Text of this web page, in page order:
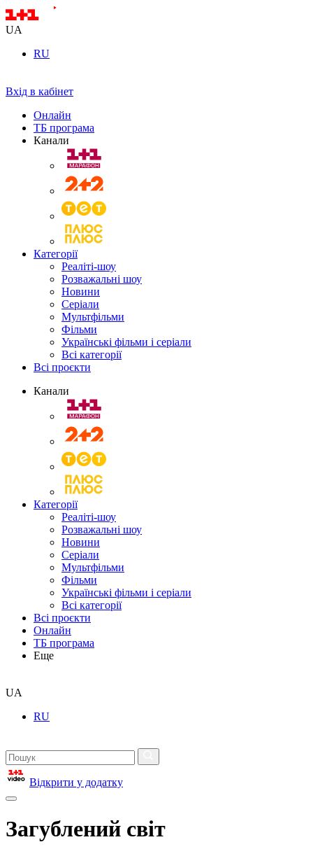
UA
RU
Вхід в кабінет
Онлайн
ТБ програма
Канали
Категорії
Реаліті-шоу
Розважальні шоу
Новини
Серіали
Мультфільми
Фільми
Українські фільми і серіали
Всі категорії
Всі проєкти
Канали
Категорії
Реаліті-шоу
Розважальні шоу
Новини
Серіали
Мультфільми
Фільми
Українські фільми і серіали
Всі категорії
Всі проєкти
Онлайн
ТБ програма
Еще
UA
RU
Відкрити у додатку
Загублений світ